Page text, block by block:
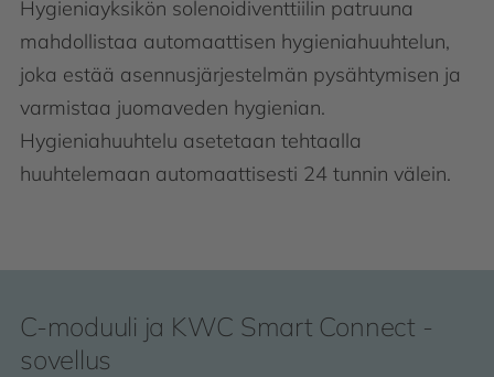
Hygieniayksikön solenoidiventtiilin patruuna
mahdollistaa automaattisen hygieniahuuhtelun,
joka estää asennusjärjestelmän pysähtymisen ja
varmistaa juomaveden hygienian.
Hygieniahuuhtelu asetetaan tehtaalla
huuhtelemaan automaattisesti 24 tunnin välein.
C-moduuli ja KWC Smart Connect -
sovellus